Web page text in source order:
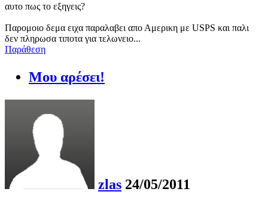
αυτο πως το εξηγεις?
Παρομοιο δεμα ειχα παραλαβει απο Αμερικη με USPS και παλι
δεν πληρωσα τιποτα για τελωνειο...
Παράθεση
Μου αρέσει!
zlas 24/05/2011